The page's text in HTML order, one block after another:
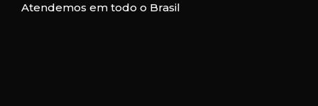
Atendemos em todo o Brasil